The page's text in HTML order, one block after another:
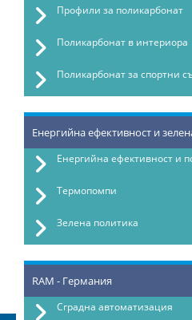
Профили за поликарбонат
Поликарбонат в интериора
Поликарбонат за спортни
Енергийна ефективност и
Енергийна ефективност и
Термопомпи
Зелена политика
RAM - Германия
Сградна автоматизация